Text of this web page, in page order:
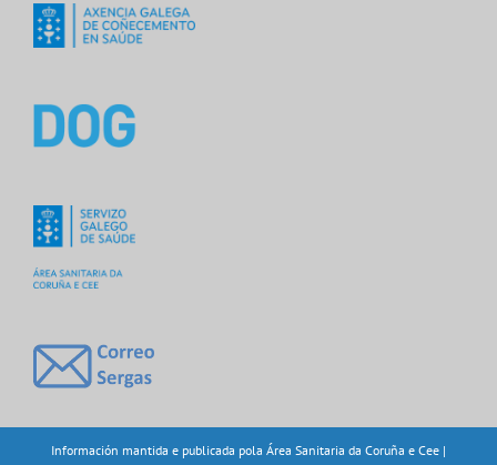
Información mantida e publicada pola Área Sanitaria da Coruña e Cee |